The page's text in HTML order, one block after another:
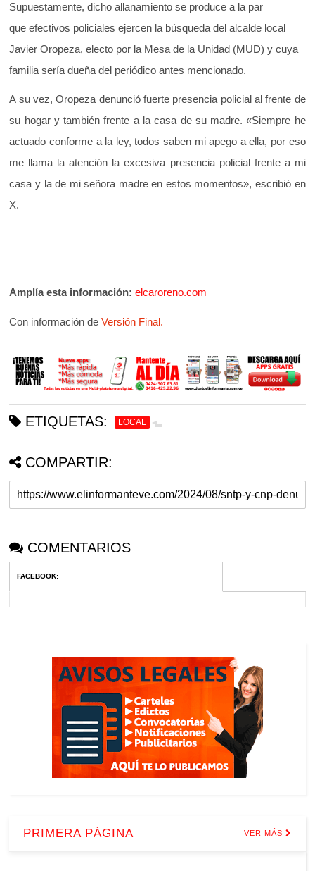
Supuestamente, dicho allanamiento se produce a la par
que efectivos policiales ejercen la búsqueda del alcalde local
Javier Oropeza, electo por la Mesa de la Unidad (MUD) y cuya
familia sería dueña del periódico antes mencionado.
A su vez, Oropeza denunció fuerte presencia policial al frente de
su hogar y también frente a la casa de su madre. «Siempre he
actuado conforme a la ley, todos saben mi apego a ella, por eso
me llama la atención la excesiva presencia policial frente a mi
casa y la de mi señora madre en estos momentos», escribió en
X.
Amplía esta información:elcaroreno.com
Con información de Versión Final.
ETIQUETAS: LOCAL
COMPARTIR:
COMENTARIOS
FACEBOOK:
PRIMERA PÁGINA VER MÁS